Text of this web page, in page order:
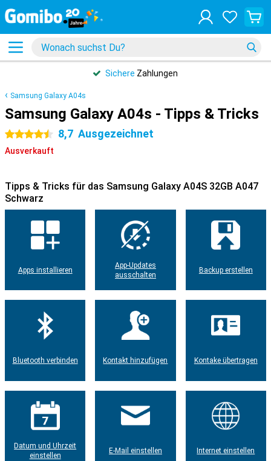
Sichere Zahlungen
Samsung Galaxy A04s
Samsung Galaxy A04s - Tipps & Tricks
4.5 Sterne 8,7 Ausgezeichnet
Ausverkauft
Tipps & Tricks für das Samsung Galaxy A04S 32GB A047
Schwarz
Apps installieren
App-Updates
ausschalten
Backup erstellen
Bluetooth verbinden Kontakt hinzufügen Kontake übertragen
Datum und Uhrzeit
einstellen
E-Mail einstellen Internet einstellen